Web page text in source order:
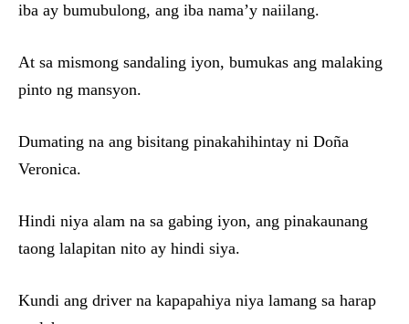
iba ay bumubulong, ang iba nama’y naiilang.
At sa mismong sandaling iyon, bumukas ang malaking
pinto ng mansyon.
Dumating na ang bisitang pinakahihintay ni Doña
Veronica.
Hindi niya alam na sa gabing iyon, ang pinakaunang
taong lalapitan nito ay hindi siya.
Kundi ang driver na kapapahiya niya lamang sa harap